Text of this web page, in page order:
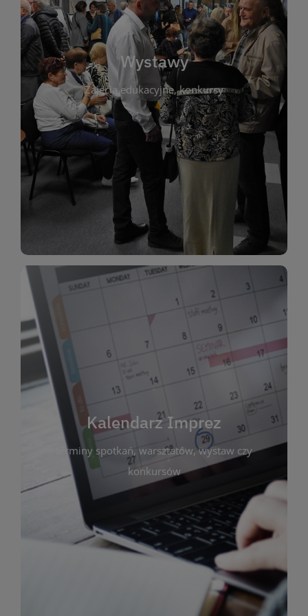
Wystawy
Zajęcia edukacyjne, konkursy
Wystawy
Biblioteka organizuje prezentujące zarówno
sztukę lokalnych twórców, jak i zbiory tematyczne.
W tej sekcji znajdziesz informacje o aktualnych
ekspozycjach oraz archiwum wystaw z
poprzednich lat. Prezentowane prace obejmują
malarstwo, fotografię, rękodzieło i inne formy
artystyczne. Każda wystawa to wyjątkowa okazja
do kontaktu z kulturą i sztuką w przestrzeni
biblioteki. Serdecznie zapraszamy wszystkich
Kalendarz Imprez
terminy spotkań, warsztatów, wystaw czy
konkursów
Kalendarz Imprez
Zakładka ta gromadzi wszystkie planowane
wydarzenia kulturalne i edukacyjne organizowane
przez bibliotekę. Możesz tu sprawdzić terminy
spotkań, warsztatów, wystaw czy konkursów.
Dzięki przejrzystemu kalendarzowi łatwo
zaplanujesz udział w interesujących Cię
wydarzeniach. Aktualizujemy harmonogram na
bieżąco, by zawsze był zgodny z planem pracy
biblioteki. Zapraszamy do śledzenia i uczestnictwa
w życiu kulturalnym miasta!
WIĘCEJ